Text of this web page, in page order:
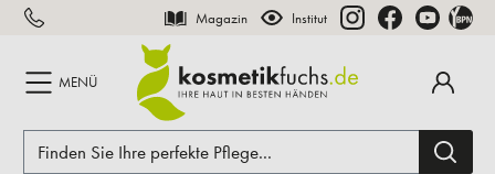
springen Magazin Institut
MENÜ